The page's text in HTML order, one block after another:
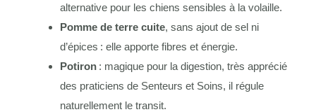
alternative pour les chiens sensibles à la volaille.
Pomme de terre cuite, sans ajout de sel ni
d’épices : elle apporte fibres et énergie.
Potiron : magique pour la digestion, très apprécié
des praticiens de Senteurs et Soins, il régule
naturellement le transit.